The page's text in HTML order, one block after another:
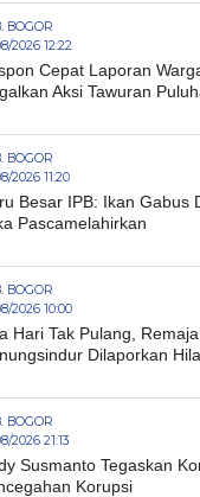
BOGOR
2026 12:22
Cepat Laporan
Aksi Tawuran
BOGOR
2026 11:20
Besar IPB: Ikan Gabus
Pascamelahirkan
BOGOR
2026 10:00
Hari Tak Pulang,
Dilaporkan
BOGOR
2026 21:13
Susmanto Tegaskan
Korupsi